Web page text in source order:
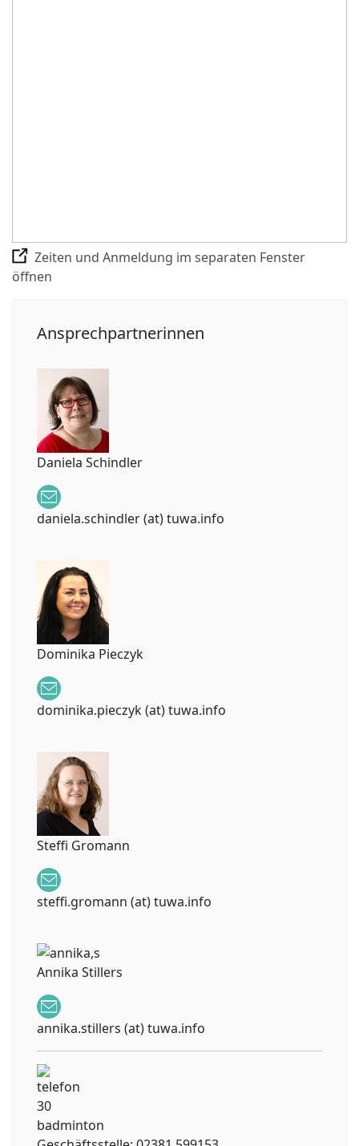
Zeiten und Anmeldung im separaten Fenster
öffnen
Ansprechpartnerinnen
Daniela Schindler
daniela.schindler (at) tuwa.info
Dominika Pieczyk
dominika.pieczyk (at) tuwa.info
Steffi Gromann
steffi.gromann (at) tuwa.info
Annika Stillers
annika.stillers (at) tuwa.info